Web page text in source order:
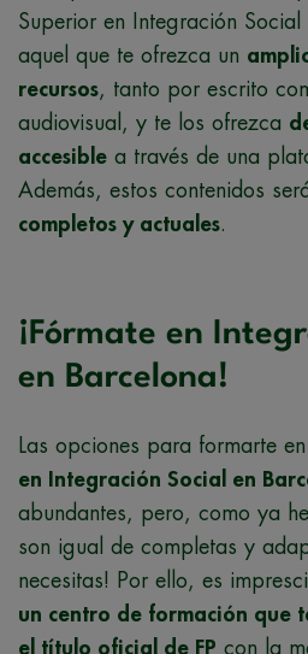
Superior en Integración Social
aquel que te ofrezca un
recursos, tanto por escrito
audiovisual, y te los ofrezca
accesible a través de una
Además, estos contenidos
completos y actuales.
¡Fórmate en
en Barcelona!
Las opciones para formarte
en Integración Social en
abundantes, pero, como ya
son igual de completas y
necesitas! Por ello, es
un centro de formación que
el título oficial de FP con la